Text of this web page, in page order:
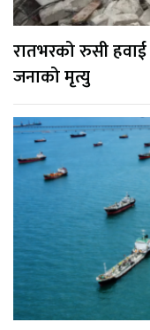
रातभरको रुसी हवाई
जनाको मृत्यु